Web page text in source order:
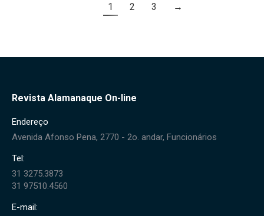
1 2 3 →
Revista Alamanaque On-line
Endereço
Avenida Afonso Pena, 2770 - 2o. andar, Funcionários
Tel:
31 3275.3873
31 97510.4560
E-mail: